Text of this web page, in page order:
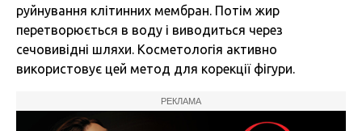
руйнування клітинних мембран. Потім жир
перетворюється в воду і виводиться через
сечовивідні шляхи. Косметологія активно
використовує цей метод для корекції фігури.
РЕКЛАМА